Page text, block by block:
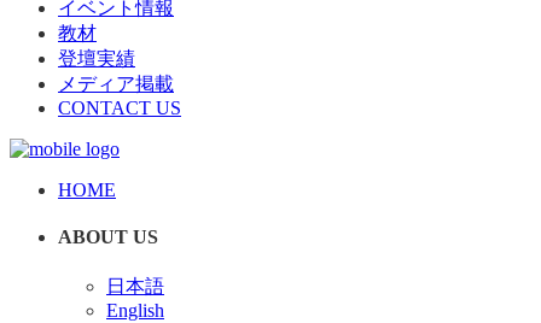
イベント情報
教材
登壇実績
メディア掲載
CONTACT US
HOME
ABOUT US
日本語
English